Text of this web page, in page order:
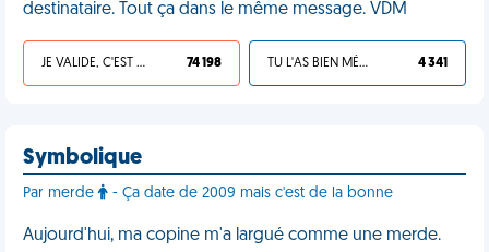
destinataire. Tout ça dans le même message. VDM
JE VALIDE, C'EST UNE VDM 74 198 TU L'AS BIEN MÉRITÉ 4 341
Symbolique
Par merde - Ça date de 2009 mais c'est de la bonne
Aujourd'hui, ma copine m'a largué comme une merde.